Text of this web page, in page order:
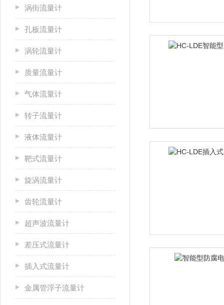
涡街流量计
孔板流量计
涡轮流量计
质量流量计
气体流量计
转子流量计
液体流量计
靶式流量计
旋涡流量计
齿轮流量计
超声波流量计
差压式流量计
插入式流量计
金属管浮子流量计